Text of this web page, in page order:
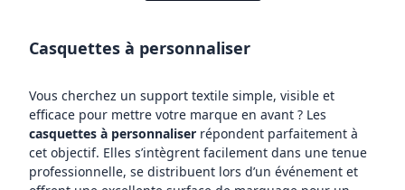
Casquettes à personnaliser
Vous cherchez un support textile simple, visible et
efficace pour mettre votre marque en avant ? Les
casquettes à personnaliser répondent parfaitement à
cet objectif. Elles s’intègrent facilement dans une tenue
professionnelle, se distribuent lors d’un événement et